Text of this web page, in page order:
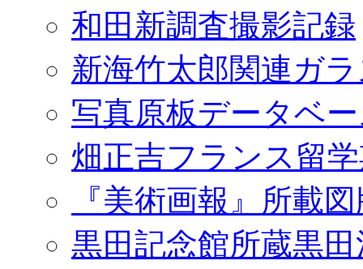
和田新調査撮影記録
新海竹太郎関連ガ
写真原板データベ
畑正吉フランス留
『美術画報』所載
黒田記念館所蔵黒